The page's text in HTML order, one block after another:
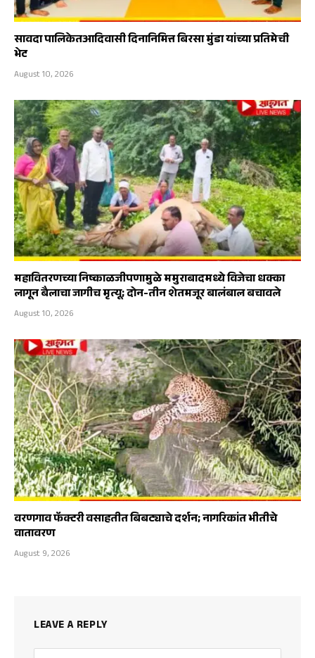
सावदा पालिकेतआदिवासी दिनानिमित्त बिरसा मुंडा यांच्या प्रतिमेची
भेट
August 10, 2026
महावितरणच्या निष्काळजीपणामुळे ममुराबादमध्ये विजेचा धक्का
लागून बैलाचा जागीच मृत्यू; दोन-तीन शेतमजूर बालंबाल बचावले
August 10, 2026
वरणगाव फॅक्टरी वसाहतीत बिबट्याचे दर्शन; नागरिकांत भीतीचे
वातावरण
August 9, 2026
LEAVE A REPLY